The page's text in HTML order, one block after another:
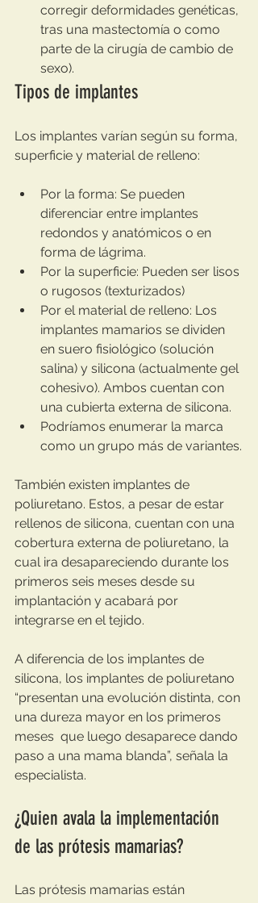
corregir deformidades genéticas,
tras una mastectomía o como
parte de la cirugía de cambio de
sexo).
Tipos de implantes
Los implantes varían según su forma,
superficie y material de relleno:
Por la forma: Se pueden
diferenciar entre implantes
redondos y anatómicos o en
forma de lágrima.
Por la superficie: Pueden ser lisos
o rugosos (texturizados)
Por el material de relleno: Los
implantes mamarios se dividen
en suero fisiológico (solución
salina) y silicona (actualmente gel
cohesivo). Ambos cuentan con
una cubierta externa de silicona.
Podríamos enumerar la marca
como un grupo más de variantes.
También existen implantes de
poliuretano. Estos, a pesar de estar
rellenos de silicona, cuentan con una
cobertura externa de poliuretano, la
cual ira desapareciendo durante los
primeros seis meses desde su
implantación y acabará por
integrarse en el tejido.
A diferencia de los implantes de
silicona, los implantes de poliuretano
“presentan una evolución distinta, con
una dureza mayor en los primeros
meses  que luego desaparece dando
paso a una mama blanda”, señala la
especialista.
¿Quien avala la implementación
de las prótesis mamarias?
Las prótesis mamarias están